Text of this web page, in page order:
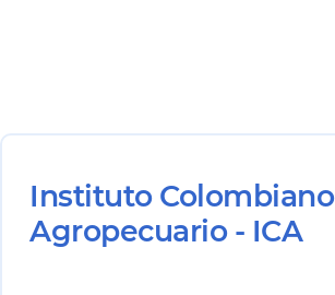
Instituto Colombiano
Agropecuario - ICA